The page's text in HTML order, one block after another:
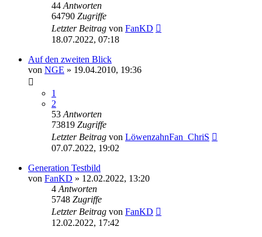
44 Antworten
64790 Zugriffe
Letzter Beitrag von FanKD
18.07.2022, 07:18
Auf den zweiten Blick
von NGE » 19.04.2010, 19:36
1
2
53 Antworten
73819 Zugriffe
Letzter Beitrag von LöwenzahnFan_ChriS
07.07.2022, 19:02
Generation Testbild
von FanKD » 12.02.2022, 13:20
4 Antworten
5748 Zugriffe
Letzter Beitrag von FanKD
12.02.2022, 17:42